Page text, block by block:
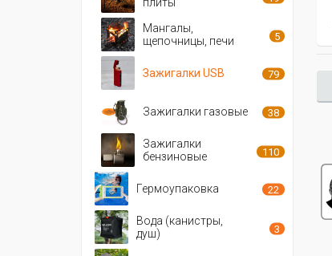
Мангалы,
щепочницы, печи
5
Зажигалки USB 79
Зажигалки газовые 38
Зажигалки
бензиновые
110
Гермоупаковка 22
Вода (канистры,
душ)
3